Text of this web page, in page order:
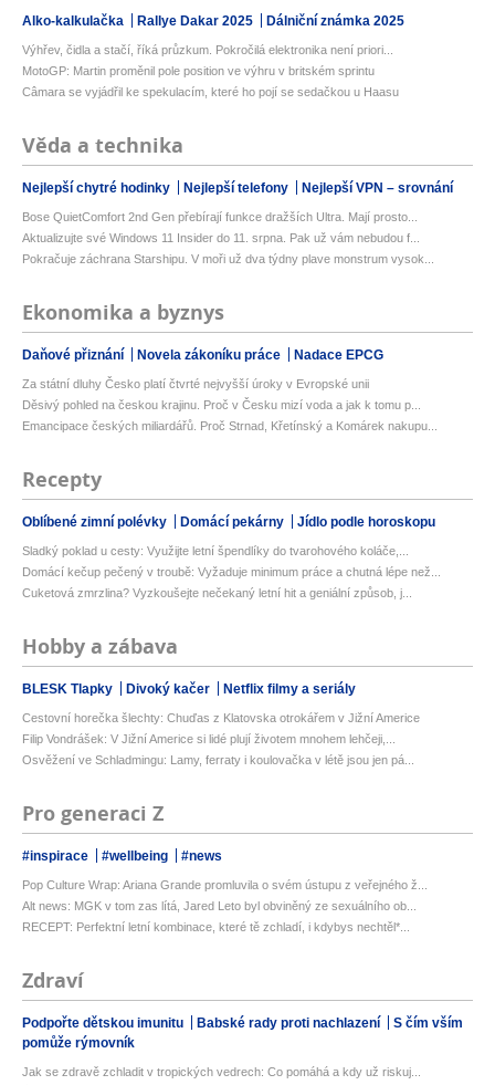
Alko-kalkulačka Rallye Dakar 2025 Dálniční známka 2025
Výhřev, čidla a stačí, říká průzkum. Pokročilá elektronika není priori...
MotoGP: Martin proměnil pole position ve výhru v britském sprintu
Câmara se vyjádřil ke spekulacím, které ho pojí se sedačkou u Haasu
Věda a technika
Nejlepší chytré hodinky Nejlepší telefony Nejlepší VPN – srovnání
Bose QuietComfort 2nd Gen přebírají funkce dražších Ultra. Mají prosto...
Aktualizujte své Windows 11 Insider do 11. srpna. Pak už vám nebudou f...
Pokračuje záchrana Starshipu. V moři už dva týdny plave monstrum vysok...
Ekonomika a byznys
Daňové přiznání Novela zákoníku práce Nadace EPCG
Za státní dluhy Česko platí čtvrté nejvyšší úroky v Evropské unii
Děsivý pohled na českou krajinu. Proč v Česku mizí voda a jak k tomu p...
Emancipace českých miliardářů. Proč Strnad, Křetínský a Komárek nakupu...
Recepty
Oblíbené zimní polévky Domácí pekárny Jídlo podle horoskopu
Sladký poklad u cesty: Využijte letní špendlíky do tvarohového koláče,...
Domácí kečup pečený v troubě: Vyžaduje minimum práce a chutná lépe než...
Cuketová zmrzlina? Vyzkoušejte nečekaný letní hit a geniální způsob, j...
Hobby a zábava
BLESK Tlapky Divoký kačer Netflix filmy a seriály
Cestovní horečka šlechty: Chuďas z Klatovska otrokářem v Jižní Americe
Filip Vondrášek: V Jižní Americe si lidé plují životem mnohem lehčeji,...
Osvěžení ve Schladmingu: Lamy, ferraty i koulovačka v létě jsou jen pá...
Pro generaci Z
#inspirace #wellbeing #news
Pop Culture Wrap: Ariana Grande promluvila o svém ústupu z veřejného ž...
Alt news: MGK v tom zas lítá, Jared Leto byl obviněný ze sexuálního ob...
RECEPT: Perfektní letní kombinace, které tě zchladí, i kdybys nechtěl*...
Zdraví
Podpořte dětskou imunitu Babské rady proti nachlazení
S čím vším
pomůže rýmovník
Jak se zdravě zchladit v tropických vedrech: Co pomáhá a kdy už riskuj...